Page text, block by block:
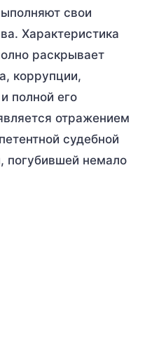
свои
Характеристика
раскрывает
коррупции,
полной его
отражением
судебной
погубившей немало